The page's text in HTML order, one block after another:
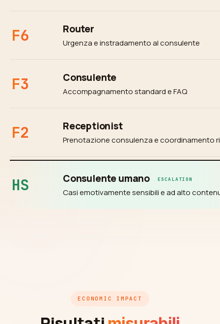
F6 Router
Urgenza e instradamento al consulente
F3 Consulente
Accompagnamento standard e FAQ
F2 Receptionist
Prenotazione consulenza e coordinamento
HS Consulente umano ESCALATION
Casi emotivamente sensibili e ad alto
ECONOMIC IMPACT